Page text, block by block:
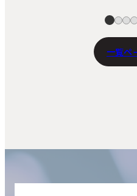
一覧ペ